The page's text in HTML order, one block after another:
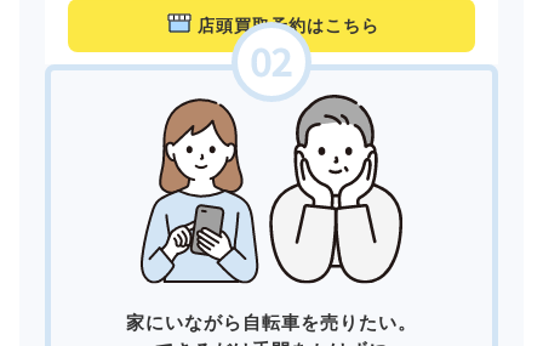
店頭買取予約はこちら
家にいながら自転車を売りたい。